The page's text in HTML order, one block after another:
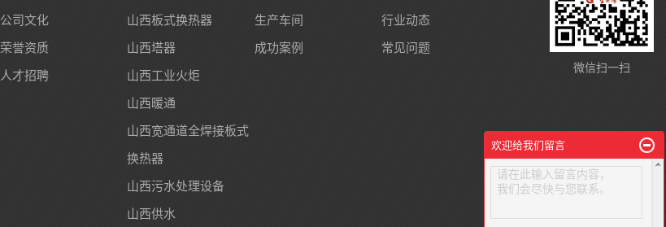
公司文化
荣誉资质
人才招聘
山西板式换热器
山西塔器
山西工业火炬
山西暖通
山西宽通道全焊接板式
换热器
山西污水处理设备
山西供水
生产车间
成功案例
行业动态
常见问题
微信扫一扫
欢迎给我们留言
请在此输入留言内容，
我们会尽快与您联系。